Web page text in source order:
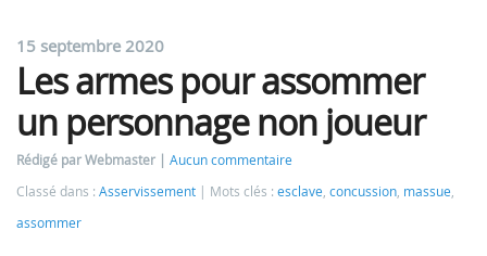
15 septembre 2020
Les armes pour assommer
un personnage non joueur
Rédigé par Webmaster
Aucun commentaire
Classé dans : Asservissement Mots clés : esclave concussion massue
assommer